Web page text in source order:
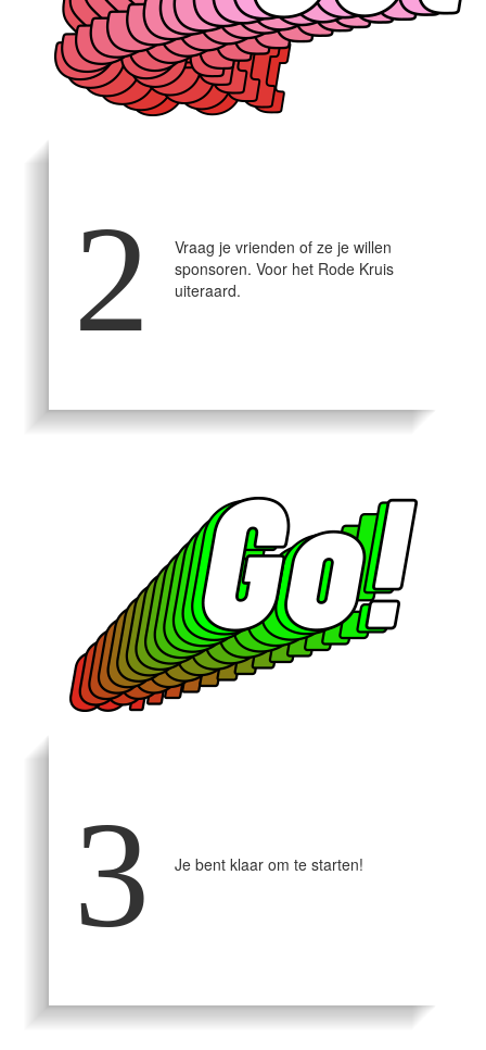
2
Vraag je vrienden of ze je willen
sponsoren. Voor het Rode Kruis
uiteraard.
3 Je bent klaar om te starten!